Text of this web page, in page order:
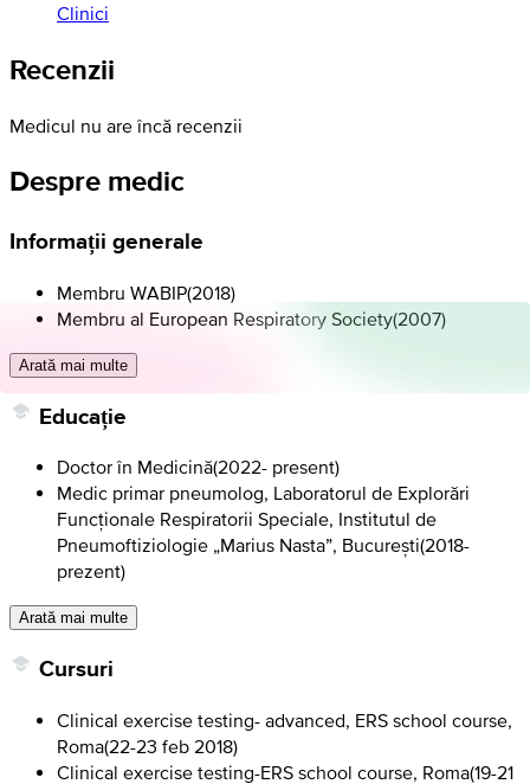
Clinici
Recenzii
Medicul nu are încă recenzii
Despre medic
Informații generale
Membru WABIP(2018)
Membru al European Respiratory Society(2007)
Arată mai multe
Educație
Doctor în Medicină(2022- present)
Medic primar pneumolog, Laboratorul de Explorări
Funcționale Respiratorii Speciale, Institutul de
Pneumoftiziologie „Marius Nasta”, București(2018-
prezent)
Arată mai multe
Cursuri
Clinical exercise testing- advanced, ERS school course,
Roma(22-23 feb 2018)
Clinical exercise testing-ERS school course, Roma(19-21